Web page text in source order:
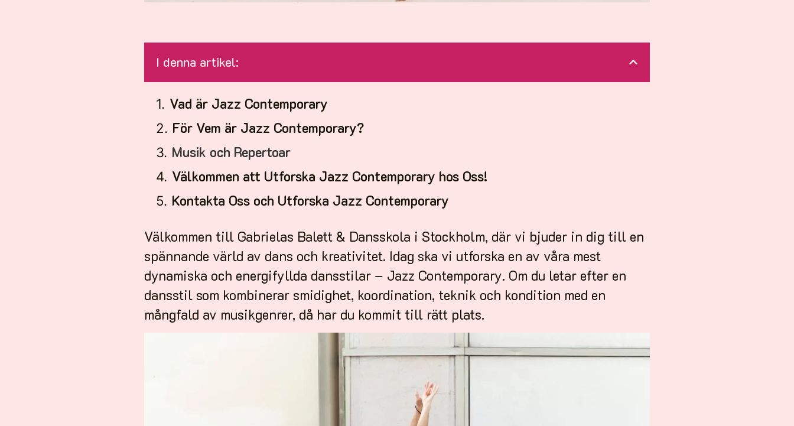
I denna artikel:
Vad är Jazz Contemporary
För Vem är Jazz Contemporary?
Musik och Repertoar
Välkommen att Utforska Jazz Contemporary hos Oss!
Kontakta Oss och Utforska Jazz Contemporary
Välkommen till Gabrielas Balett & Dansskola i Stockholm, där vi bjuder in dig till en
spännande värld av dans och kreativitet. Idag ska vi utforska en av våra mest
dynamiska och energifyllda dansstilar – Jazz Contemporary. Om du letar efter en
dansstil som kombinerar smidighet, koordination, teknik och kondition med en
mångfald av musikgenrer, då har du kommit till rätt plats.